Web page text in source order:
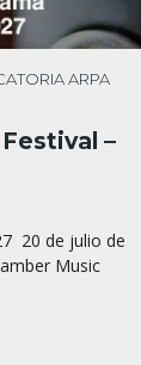
ARPA
–
20 de julio de
Music